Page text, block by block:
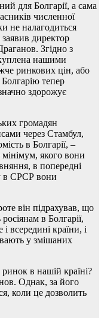
для Болгарії, а сама
численної
не налагодиться
директор
Згідно з
нашими
ринкових цін, або
тепер
здорожує
громадян
через Стамбул,
в Болгарії, –
якого вони
в попередні
в СРСР вони
він підрахував, що
в Болгарії,
всередині країни, і
у змішаних
в нашій країні?
Однак, за його
коли це дозволить